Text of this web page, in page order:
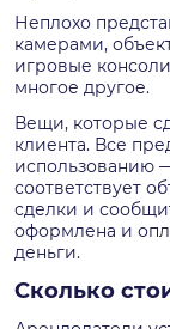
Неплохо
камерами,
игровые
многое другое.
Вещи, которые
клиента. Все
использованию
соответствует
сделки и
оформлена и
деньги.
Сколько